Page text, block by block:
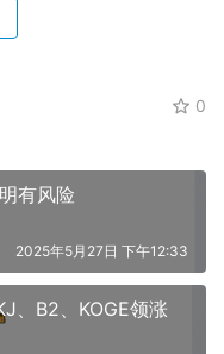
0
有风险
2025年5月27日 下午12:33
、B2、KOGE领涨